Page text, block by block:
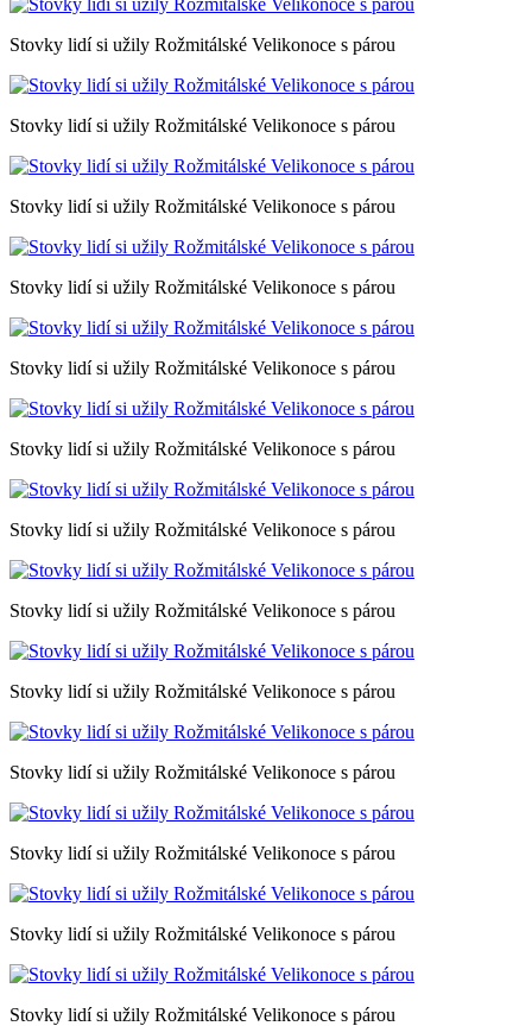
Stovky lidí si užily Rožmitálské Velikonoce s párou
Stovky lidí si užily Rožmitálské Velikonoce s párou
Stovky lidí si užily Rožmitálské Velikonoce s párou
Stovky lidí si užily Rožmitálské Velikonoce s párou
Stovky lidí si užily Rožmitálské Velikonoce s párou
Stovky lidí si užily Rožmitálské Velikonoce s párou
Stovky lidí si užily Rožmitálské Velikonoce s párou
Stovky lidí si užily Rožmitálské Velikonoce s párou
Stovky lidí si užily Rožmitálské Velikonoce s párou
Stovky lidí si užily Rožmitálské Velikonoce s párou
Stovky lidí si užily Rožmitálské Velikonoce s párou
Stovky lidí si užily Rožmitálské Velikonoce s párou
Stovky lidí si užily Rožmitálské Velikonoce s párou